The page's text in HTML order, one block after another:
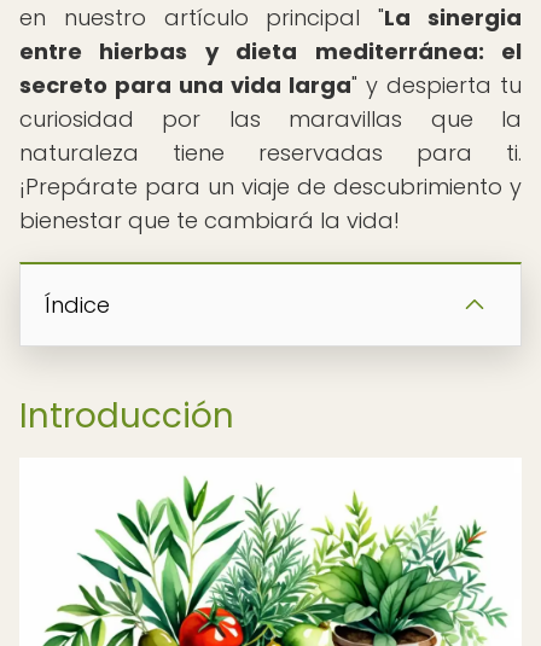
en nuestro artículo principal "La sinergia
entre hierbas y dieta mediterránea: el
secreto para una vida larga" y despierta tu
curiosidad por las maravillas que la
naturaleza tiene reservadas para ti.
¡Prepárate para un viaje de descubrimiento y
bienestar que te cambiará la vida!
Índice
Introducción